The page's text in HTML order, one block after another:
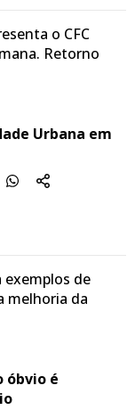
o CFC
Retorno
Urbana em
exemplos de
melhoria da
óbvio é